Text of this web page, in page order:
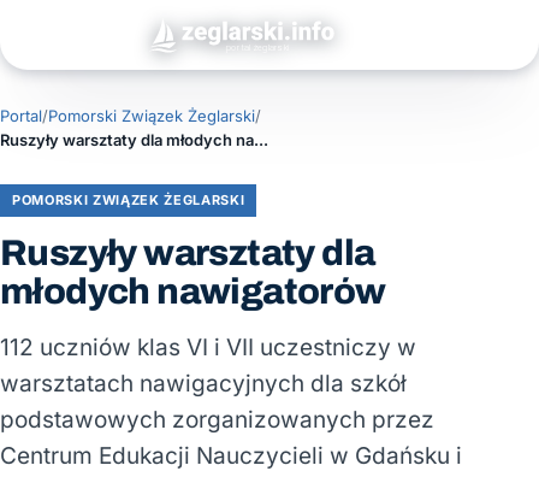
Portal/Pomorski Związek Żeglarski/
Ruszyły warsztaty dla młodych nawigatorów
POMORSKI ZWIĄZEK ŻEGLARSKI
Ruszyły warsztaty dla
młodych nawigatorów
112 uczniów klas VI i VII uczestniczy w
warsztatach nawigacyjnych dla szkół
podstawowych zorganizowanych przez
Centrum Edukacji Nauczycieli w Gdańsku i